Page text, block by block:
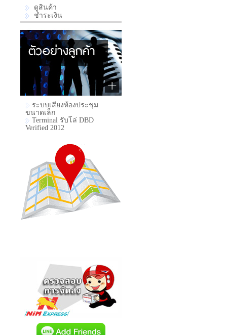
ดูสินค้า
ชำระเงิน
ระบบเสียงห้องประชุม
ขนาดเล็ก
Terminal รับโล่ DBD
Verified 2012